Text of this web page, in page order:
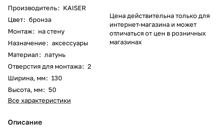
Производитель: KAISER
Цвет: бронза
Монтаж: на стену
Назначение: аксессуары
Материал: латунь
Отверстия для монтажа: 2
Ширина, мм: 130
Высота, мм: 50
Все характеристики
Описание
Цена действительна только для
интернет-магазина и может
отличаться от цен в розничных
магазинах